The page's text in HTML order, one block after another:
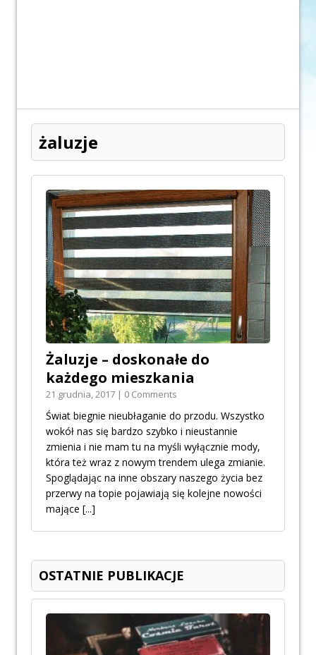
żaluzje
Żaluzje – doskonałe do
każdego mieszkania
21 grudnia, 2017 | 0 Comments
Świat biegnie nieubłaganie do przodu. Wszystko
wokół nas się bardzo szybko i nieustannie
zmienia i nie mam tu na myśli wyłącznie mody,
która też wraz z nowym trendem ulega zmianie.
Spoglądając na inne obszary naszego życia bez
przerwy na topie pojawiają się kolejne nowości
mające [...]
OSTATNIE PUBLIKACJE